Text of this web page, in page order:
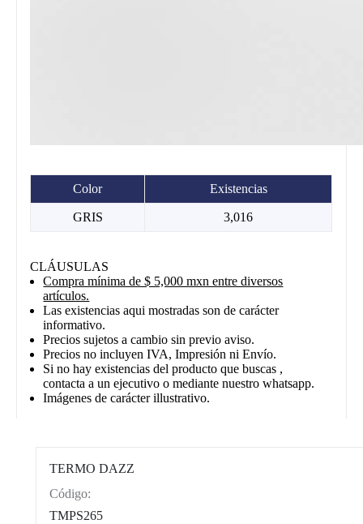
Color Existencias
GRIS 3,016
CLÁUSULAS
Compra mínima de $ 5,000 mxn entre diversos
artículos.
Las existencias aqui mostradas son de carácter
informativo.
Precios sujetos a cambio sin previo aviso.
Precios no incluyen IVA, Impresión ni Envío.
Si no hay existencias del producto que buscas ,
contacta a un ejecutivo o mediante nuestro whatsapp.
Imágenes de carácter illustrativo.
TERMO DAZZ
Código:
TMPS265